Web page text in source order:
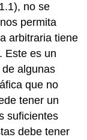
no se
permita
arbitraria tiene
Este es un
algunas
que no
tener un
suficientes
debe tener